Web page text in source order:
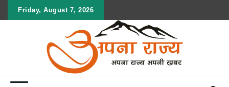
Friday, August 7, 2026